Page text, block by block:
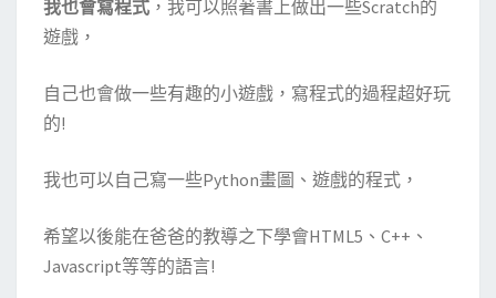
我也會寫程式 ，我可以照著書上做出一些Scratch的
遊戲，
自己也會做一些有趣的小遊戲，寫程式的過程超好玩
的!
我也可以自己寫一些Python畫圖、遊戲的程式，
希望以後能在爸爸的教導之下學會HTML5、C++、
Javascript等等的語言!